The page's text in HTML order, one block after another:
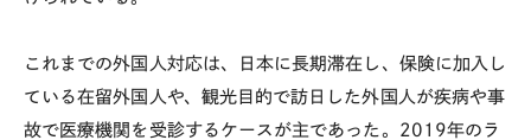
これまでの外国人対応は、日本に長期滞在し、保険に加入し
ている在留外国人や、観光目的で訪日した外国人が疾病や事
故で医療機関を受診するケースが主であった。 2019年のラ